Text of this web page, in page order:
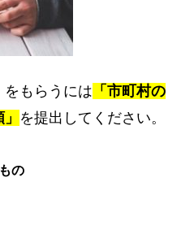
をもらうには 「市町村の
を提出してください。
の